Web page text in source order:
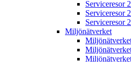
Serviceresor
Serviceresor
Serviceresor
Miljö­nätverket